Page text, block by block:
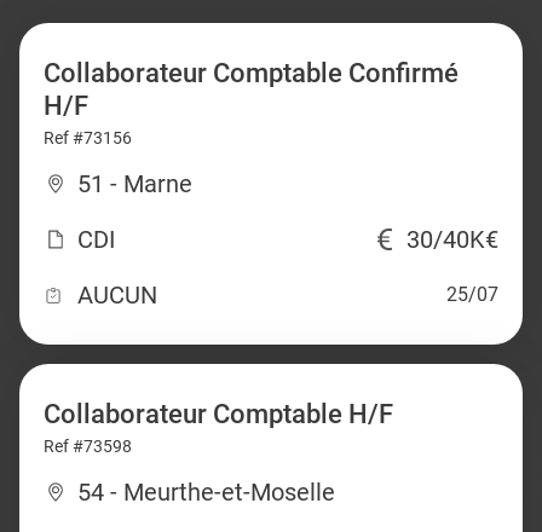
Collaborateur Comptable Confirmé
H/F
Ref #73156
51 - Marne
CDI
30/40K€
AUCUN
25/07
Collaborateur Comptable H/F
Ref #73598
54 - Meurthe-et-Moselle